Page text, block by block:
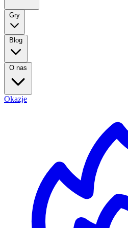
Gry
Blog
O nas
Okazje